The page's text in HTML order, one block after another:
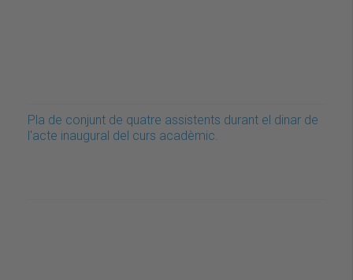
Pla de conjunt de quatre assistents durant el dinar de
l'acte inaugural del curs acadèmic.